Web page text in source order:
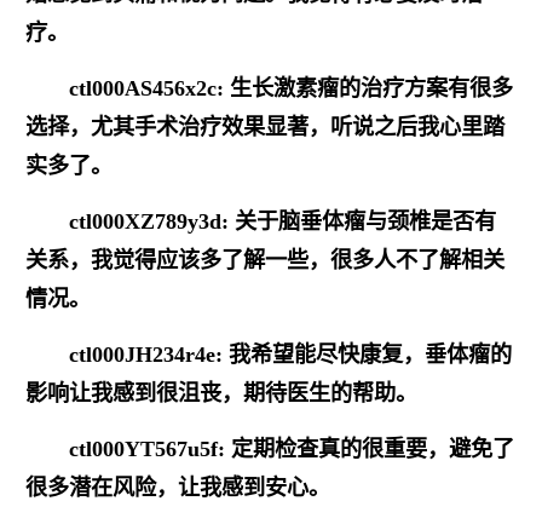
疗。
ctl000AS456x2c: 生长激素瘤的治疗方案有很多
选择，尤其手术治疗效果显著，听说之后我心里踏
实多了。
ctl000XZ789y3d: 关于脑垂体瘤与颈椎是否有
关系，我觉得应该多了解一些，很多人不了解相关
情况。
ctl000JH234r4e: 我希望能尽快康复，垂体瘤的
影响让我感到很沮丧，期待医生的帮助。
ctl000YT567u5f: 定期检查真的很重要，避免了
很多潜在风险，让我感到安心。